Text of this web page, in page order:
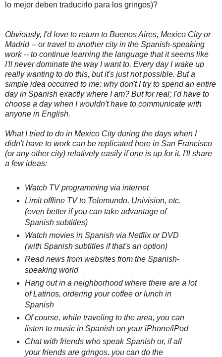
lo mejor deben traducirlo para los gringos)?
Obviously, I'd love to return to Buenos Aires, Mexico City or
Madrid -- or travel to another city in the Spanish-speaking
work -- to continue learning the language that it seems like
I'll never dominate the way I want to. Every day I wake up
really wanting to do this, but it's just not possible. But a
simple idea occurred to me: why don't I try to spend an entire
day in Spanish exactly where I am? But for real; I'd have to
choose a day when I wouldn't have to communicate with
anyone in English.
What I tried to do in Mexico City during the days when I
didn't have to work can be replicated here in San Francisco
(or any other city) relatively easily if one is up for it. I'll share
a few ideas:
Watch TV programming via internet
Limit offline TV to Telemundo, Univision, etc.
(even better if you can take advantage of
Spanish subtitles)
Watch movies in Spanish via Netflix or DVD
(with Spanish subtitles if that's an option)
Read news from websites from the Spanish-
speaking world
Hang out in a neighborhood where there are a lot
of Latinos, ordering your coffee or lunch in
Spanish
Of course, while traveling to the area, you can
listen to music in Spanish on your iPhone/iPod
Chat with friends who speak Spanish or, if all
your friends are gringos, you can do the